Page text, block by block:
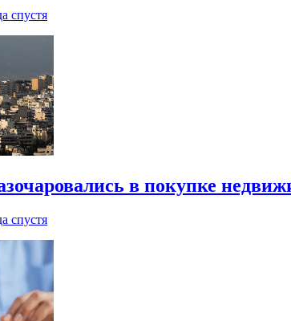
спустя
в покупке
спустя